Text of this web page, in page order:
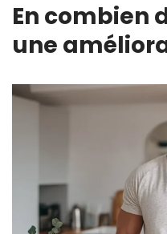
En combien
une